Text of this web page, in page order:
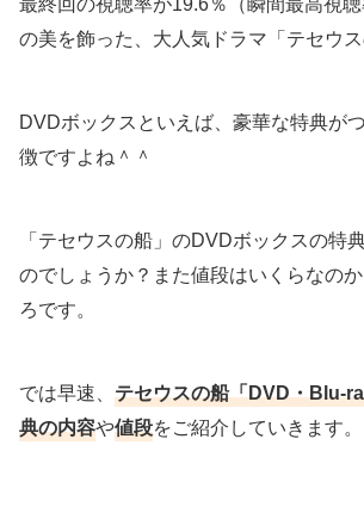
の美を飾った、大人気ドラマ「テセウス
DVDボックスといえば、豪華な特典が
徴ですよね＾＾
「テセウスの船」のDVDボックスの特
のでしょうか？また値段はいくらなの
ろです。
では早速、テセウスの船「DVD・Blu-
典の内容や値段をご紹介していきます。